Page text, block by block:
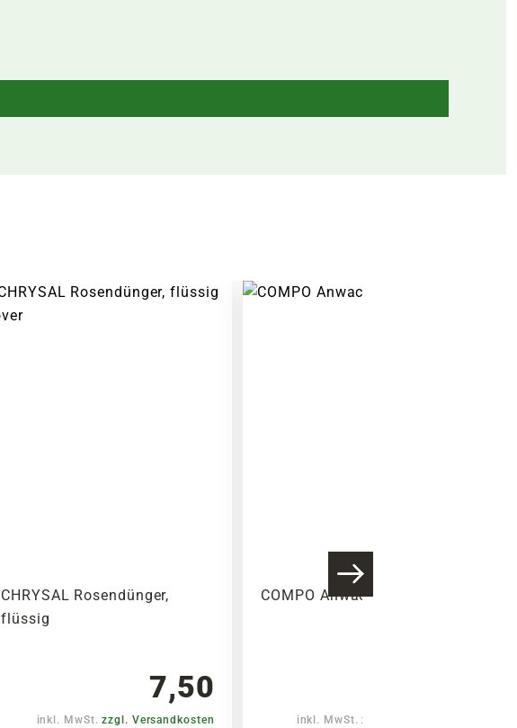
CHRYSAL Rosendünger,
flüssig
7,50
inkl. MwSt.zzgl. Versandkosten
COMPO Anwachs-Turbo
inkl. MwSt.zzgl. Versandkosten